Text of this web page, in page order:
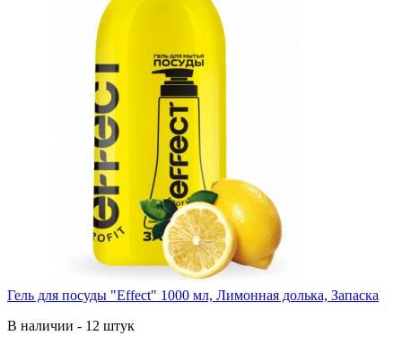
Гель для посуды "Effect" 1000 мл, Лимонная долька, Запаска
В наличии - 12 штук